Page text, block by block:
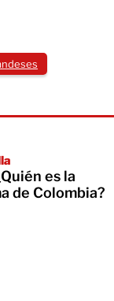
es la
de Colombia?